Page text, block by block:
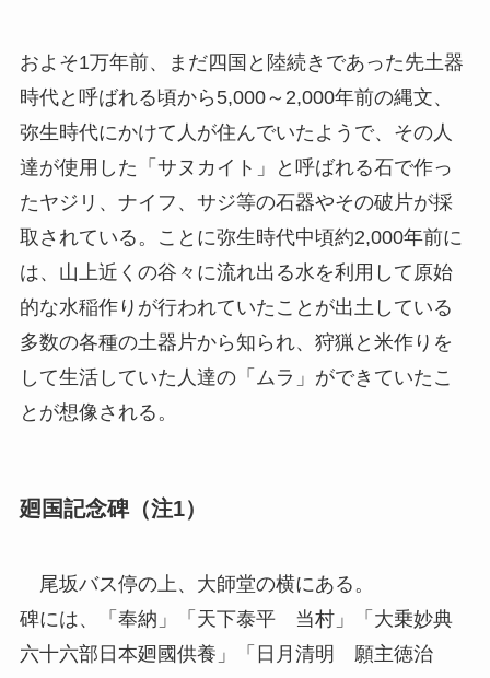
およそ1万年前、まだ四国と陸続きであった先土器
時代と呼ばれる頃から5,000～2,000年前の縄文、
弥生時代にかけて人が住んでいたようで、その人
達が使用した「サヌカイト」と呼ばれる石で作っ
たヤジリ、ナイフ、サジ等の石器やその破片が採
取されている。ことに弥生時代中頃約2,000年前に
は、山上近くの谷々に流れ出る水を利用して原始
的な水稲作りが行われていたことが出土している
多数の各種の土器片から知られ、狩猟と米作りを
して生活していた人達の「ムラ」ができていたこ
とが想像される。
廻国記念碑（注1）
尾坂バス停の上、大師堂の横にある。
碑には、「奉納」「天下泰平 当村」「大乗妙典
六十六部日本廻國供養」「日月清明 願主徳治